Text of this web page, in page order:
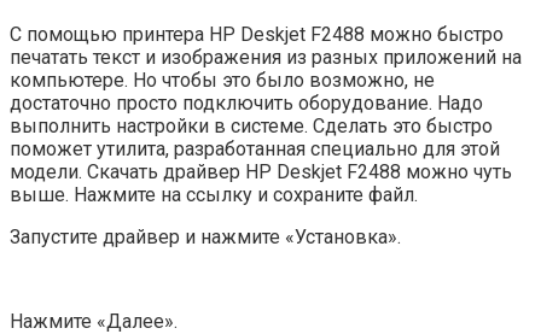
С помощью принтера HP Deskjet F2488 можно быстро
печатать текст и изображения из разных приложений на
компьютере. Но чтобы это было возможно, не
достаточно просто подключить оборудование. Надо
выполнить настройки в системе. Сделать это быстро
поможет утилита, разработанная специально для этой
модели. Скачать драйвер HP Deskjet F2488 можно чуть
выше. Нажмите на ссылку и сохраните файл.
Запустите драйвер и нажмите «Установка».
Нажмите «Далее».